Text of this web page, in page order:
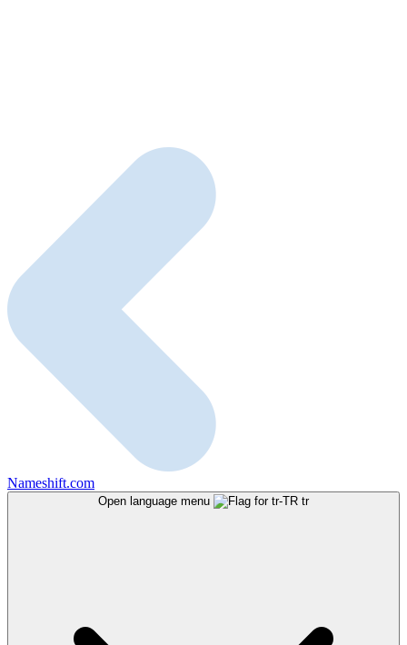
Nameshift.com
Open language menu tr